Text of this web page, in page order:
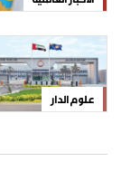
علوم الدار